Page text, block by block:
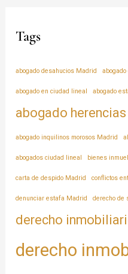
Tags
abogado desahucios Madrid
abogado en ciudad lineal abogado
abogado
abogado inquilinos morosos Madrid
abogados ciudad lineal bienes
carta de despido Madrid conflictos
denunciar estafa Madrid derecho de
derecho
derecho